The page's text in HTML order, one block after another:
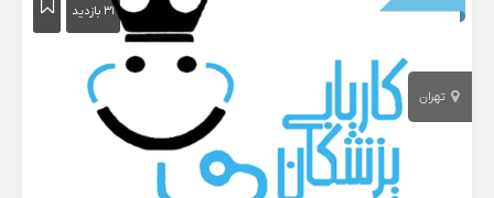
۳۱ بازدید
تهران